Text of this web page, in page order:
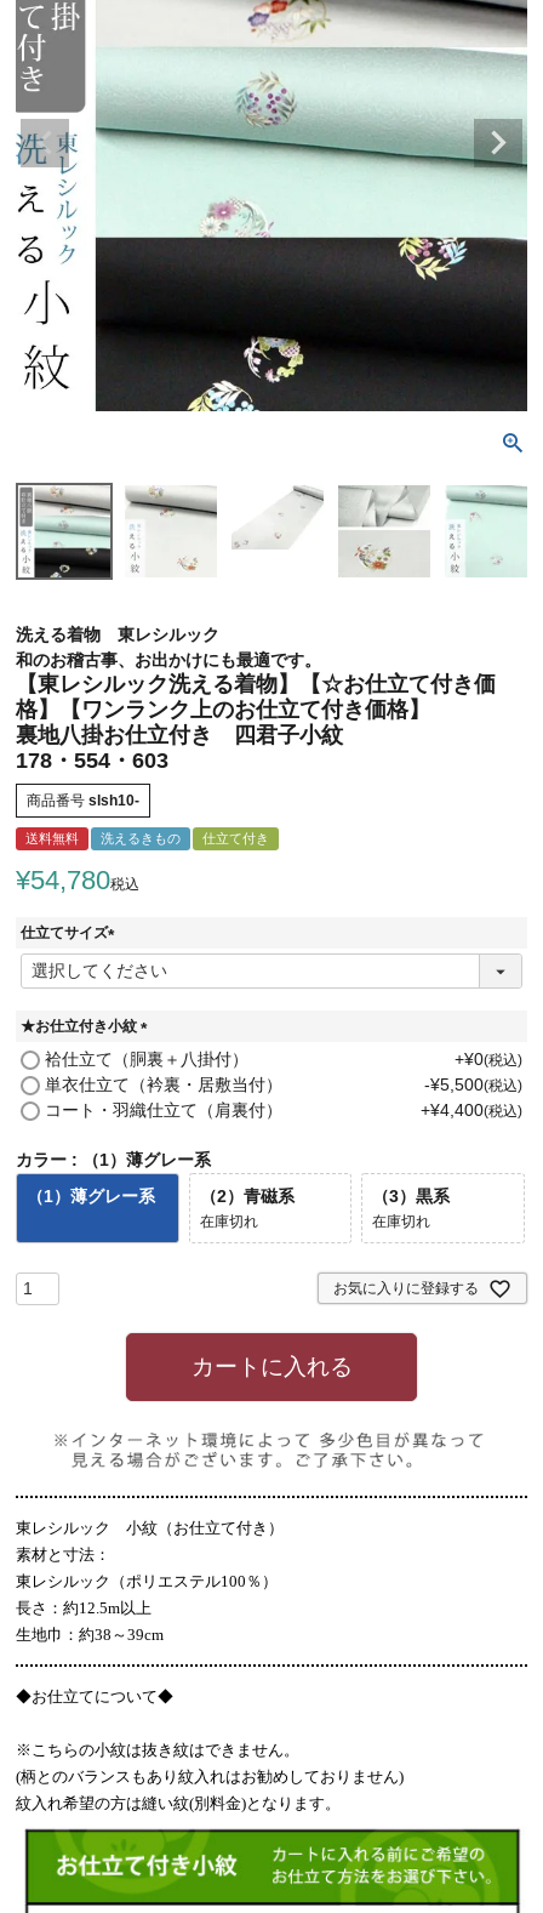
洗える着物 東レシルック
和のお稽古事、お出かけにも最適です。
【東レシルック洗える着物】【☆お仕立て付き価
格】【ワンランク上のお仕立て付き価格】
裏地八掛お仕立付き 四君子小紋
178・554・603
商品番号 slsh10-
送料無料 洗えるきもの 仕立て付き
¥54,780税込
仕立てサイズ
(
必
)
★お仕立付き小紋
(
必
須
)
袷仕立て（胴裏＋八掛付） +¥0 税込
単衣仕立て（衿裏・居敷当付） -¥5,500 税込
コート・羽織仕立て（肩裏付） +¥4,400 税込
カラー
（1）薄グレー系
（1）薄グレー系
（2）青磁系
在庫切れ
（3）黒系
在庫切れ
お気に入りに登録する
カートに入れる
東レシルック 小紋（お仕立て付き）
素材と寸法：
東レシルック（ポリエステル100％）
長さ：約12.5m以上
生地巾：約38～39cm
◆お仕立てについて◆
※こちらの小紋は抜き紋はできません。
(柄とのバランスもあり紋入れはお勧めしておりません)
紋入れ希望の方は縫い紋(別料金)となります。